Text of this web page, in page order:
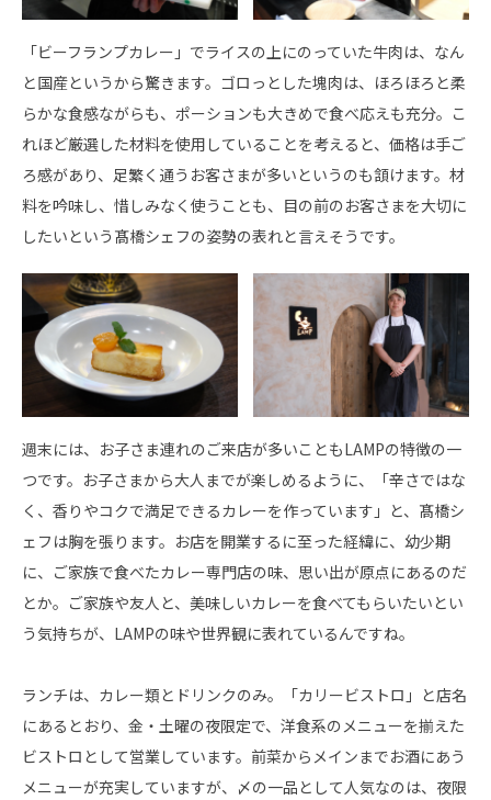
「ビーフランプカレー」でライスの上にのっていた牛肉は、なん
と国産というから驚きます。ゴロっとした塊肉は、ほろほろと柔
らかな食感ながらも、ポーションも大きめで食べ応えも充分。こ
れほど厳選した材料を使用していることを考えると、価格は手ご
ろ感があり、足繁く通うお客さまが多いというのも頷けます。材
料を吟味し、惜しみなく使うことも、目の前のお客さまを大切に
したいという髙橋シェフの姿勢の表れと言えそうです。
週末には、お子さま連れのご来店が多いこともLAMPの特徴の一
つです。お子さまから大人までが楽しめるように、「辛さではな
く、香りやコクで満足できるカレーを作っています」と、髙橋シ
ェフは胸を張ります。お店を開業するに至った経緯に、幼少期
に、ご家族で食べたカレー専門店の味、思い出が原点にあるのだ
とか。ご家族や友人と、美味しいカレーを食べてもらいたいとい
う気持ちが、LAMPの味や世界観に表れているんですね。
ランチは、カレー類とドリンクのみ。「カリービストロ」と店名
にあるとおり、金・土曜の夜限定で、洋食系のメニューを揃えた
ビストロとして営業しています。前菜からメインまでお酒にあう
メニューが充実していますが、〆の一品として人気なのは、夜限